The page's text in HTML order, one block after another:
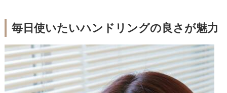
毎日使いたいハンドリングの良さが魅力